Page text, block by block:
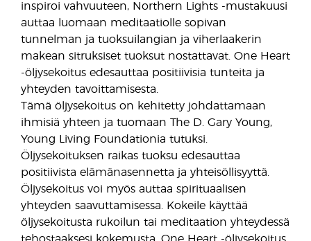
inspiroi vahvuuteen, Northern Lights -mustakuusi
auttaa luomaan meditaatiolle sopivan
tunnelman ja tuoksuilangian ja viherlaakerin
makean sitruksiset tuoksut nostattavat. One Heart
-öljysekoitus edesauttaa positiivisia tunteita ja
yhteyden tavoittamisesta.
Tämä öljysekoitus on kehitetty johdattamaan
ihmisiä yhteen ja tuomaan The D. Gary Young,
Young Living Foundationia tutuksi.
Öljysekoituksen raikas tuoksu edesauttaa
positiivista elämänasennetta ja yhteisöllisyyttä.
Öljysekoitus voi myös auttaa spirituaalisen
yhteyden saavuttamisessa. Kokeile käyttää
öljysekoitusta rukoilun tai meditaation yhteydessä